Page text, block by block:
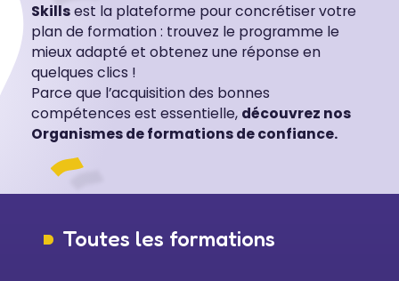
Skillsest la plateforme pour concrétiser votre
plan de formation : trouvez le programme le
mieux adapté et obtenez une réponse en
quelques clics !
Parce que l’acquisition des bonnes
compétences est essentielle, découvrez nos
Organismes de formations de confiance.
Toutes les formations